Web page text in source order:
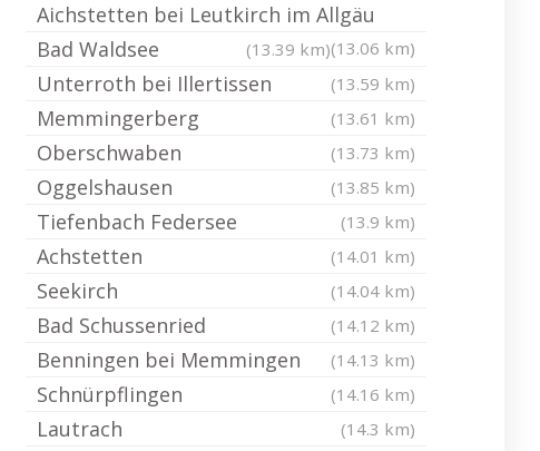
Aichstetten bei Leutkirch im Allgäu
(13.06 km)
Bad Waldsee (13.39 km)
Unterroth bei Illertissen (13.59 km)
Memmingerberg (13.61 km)
Oberschwaben (13.73 km)
Oggelshausen (13.85 km)
Tiefenbach Federsee (13.9 km)
Achstetten (14.01 km)
Seekirch (14.04 km)
Bad Schussenried (14.12 km)
Benningen bei Memmingen (14.13 km)
Schnürpflingen (14.16 km)
Lautrach (14.3 km)